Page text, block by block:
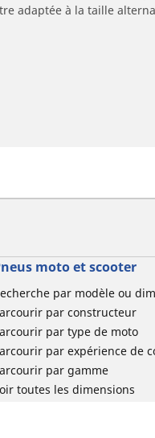
adaptée à la taille
moto et scooter
par modèle ou
par constructeur
par type de moto
par expérience de
par gamme
toutes les dimensions